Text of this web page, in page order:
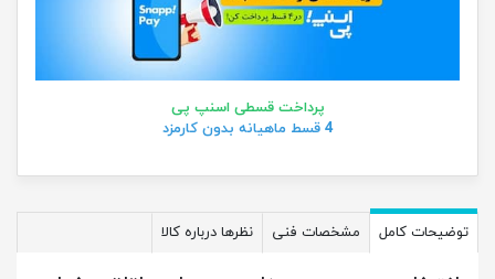
پرداخت قسطی اسنپ پی
4 قسط ماهیانه بدون کارمزد
توضیحات کامل مشخصات فنی نظرها درباره کالا